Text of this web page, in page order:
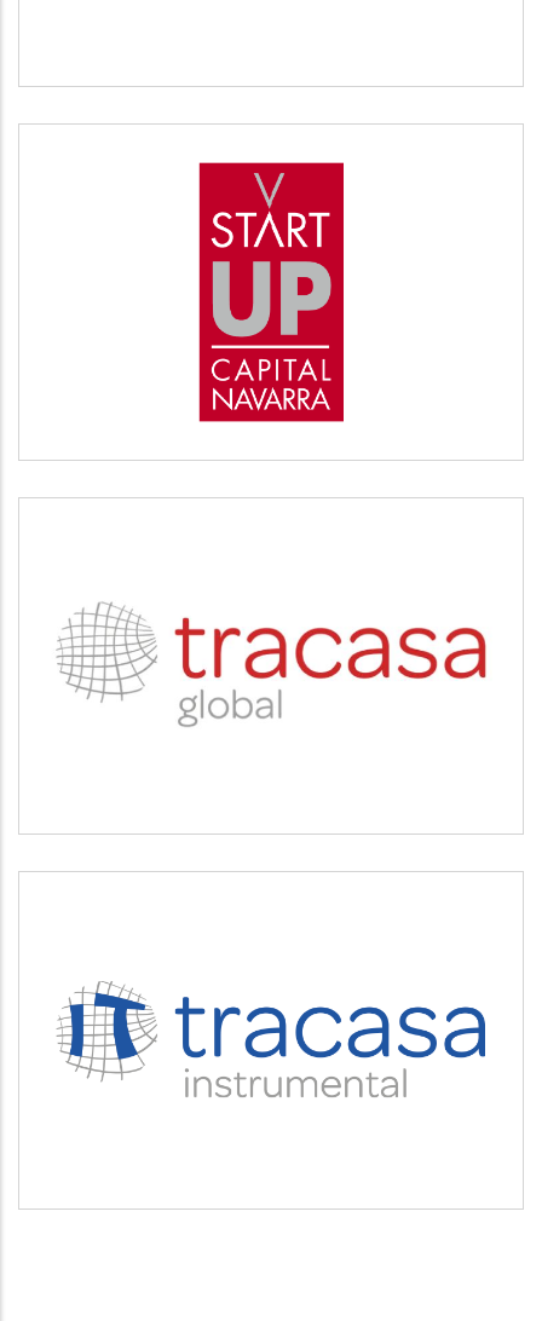
START UP
Desarrollo empresarial
TRACASA
Servicios tecnológicos y modernización
TRACASA INSTRUMENTAL
Servicios tecnológicos y modernización